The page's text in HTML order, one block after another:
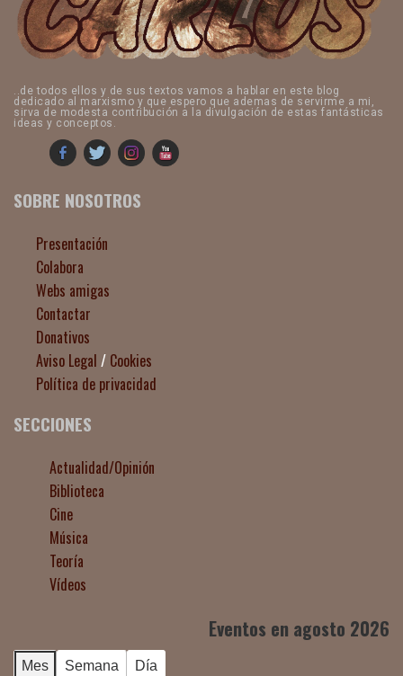
..de todos ellos y de sus textos vamos a hablar en este blog
dedicado al marxismo y que espero que ademas de servirme a mi,
sirva de modesta contribución a la divulgación de estas fantásticas
ideas y conceptos.
SOBRE NOSOTROS
Presentación
Colabora
Webs amigas
Contactar
Donativos
Aviso Legal / Cookies
Política de privacidad
SECCIONES
Actualidad/Opinión
Biblioteca
Cine
Música
Teoría
Vídeos
Eventos en agosto 2026
Mes Semana Día